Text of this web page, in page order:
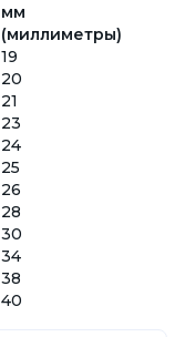
мм
(миллиметры)
19
20
21
23
24
25
26
28
30
34
38
40